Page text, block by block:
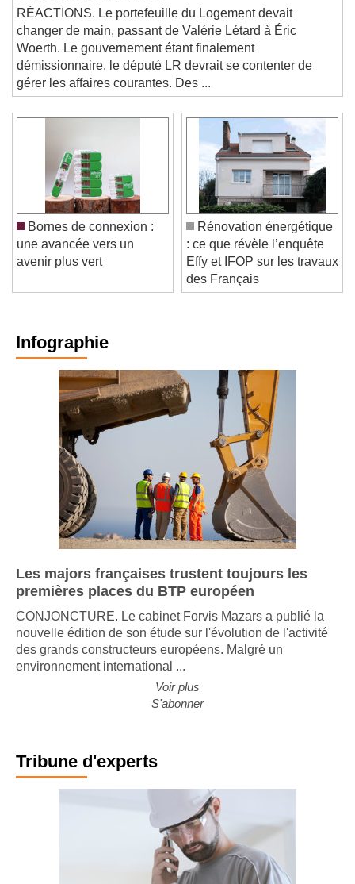
les affaires courantes
RÉACTIONS. Le portefeuille du Logement devait
changer de main, passant de Valérie Létard à Éric
Woerth. Le gouvernement étant finalement
démissionnaire, le député LR devrait se contenter de
gérer les affaires courantes. Des ...
Bornes de connexion :
une avancée vers un
Rénovation énergétique
: ce que révèle l’enquête
Effy et IFOP sur les travaux
des Français
Infographie
Les majors françaises trustent toujours les
premières places du BTP européen
CONJONCTURE. Le cabinet Forvis Mazars a publié la
nouvelle édition de son étude sur l'évolution de l'activité
des grands constructeurs européens. Malgré un
Voir plus
Tribune d'experts